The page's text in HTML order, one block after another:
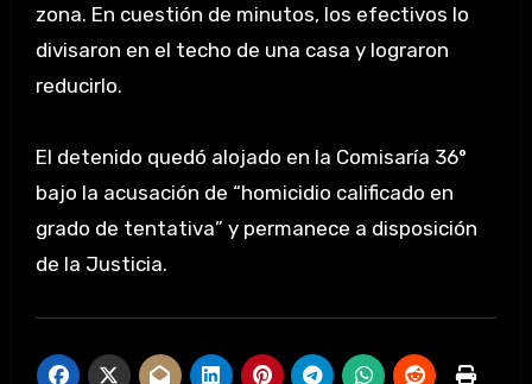
zona. En cuestión de minutos, los efectivos lo
divisaron en el techo de una casa y lograron
reducirlo.
El detenido quedó alojado en la Comisaría 36°
bajo la acusación de “homicidio calificado en
grado de tentativa” y permanece a disposición
de la Justicia.